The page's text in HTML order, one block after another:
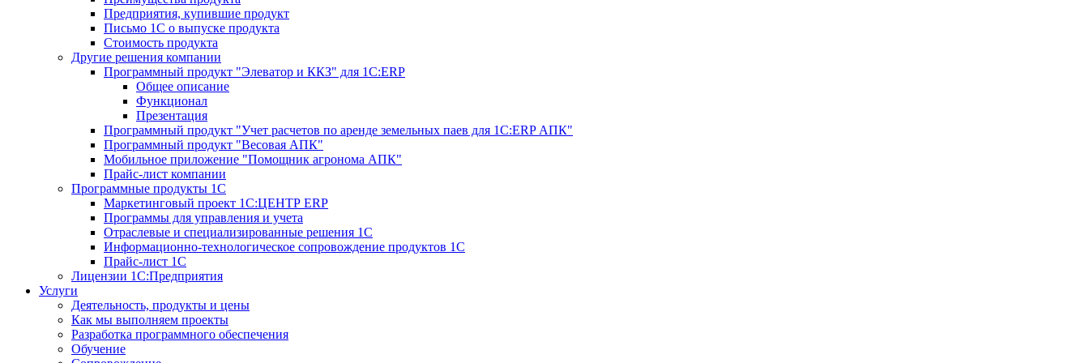
Предприятия, купившие продукт
Письмо 1С о выпуске продукта
Стоимость продукта
Другие решения компании
Программный продукт "Элеватор и ККЗ" для 1С:ERP
Общее описание
Функционал
Презентация
Программный продукт "Учет расчетов по аренде земельных паев для 1С:ERP АПК"
Программный продукт "Весовая АПК"
Мобильное приложение "Помощник агронома АПК"
Прайс-лист компании
Программные продукты 1С
Маркетинговый проект 1С:ЦЕНТР ERP
Программы для управления и учета
Отраслевые и специализированные решения 1С
Информационно-технологическое сопровождение продуктов 1С
Прайс-лист 1С
Лицензии 1С:Предприятия
Услуги
Деятельность, продукты и цены
Как мы выполняем проекты
Разработка программного обеспечения
Обучение